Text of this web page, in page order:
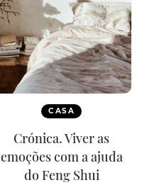
CASA
Crónica. Viver as
emoções com a ajuda
do Feng Shui